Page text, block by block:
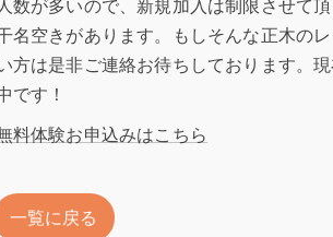
人数が多いので、新規加入は制限させて
名空きがあります。もしそんな正木の
方は是非ご連絡お待ちしております。
です！
料体験お申込みはこちら
一覧に戻る